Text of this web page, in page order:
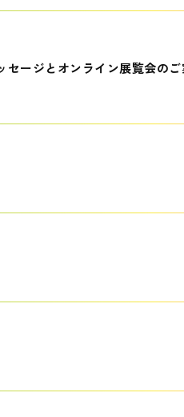
ージとオンライン展覧会のご